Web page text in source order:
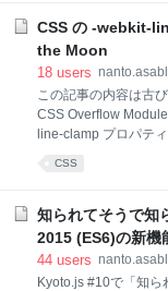
+、?、{n}など)を使え
る。 /(?<=fo+)bar/
お
CSS の -webkit-
the Moon
18 users
この記事の内容は古
CSS Overflow
line-clamp プロパテ
CSS プロパティとは
るというもの。 この
プロパティ単体では
CSS
知られてそうで知
2015 (ES6)の新
44 users
Kyoto.js #10で「知ら